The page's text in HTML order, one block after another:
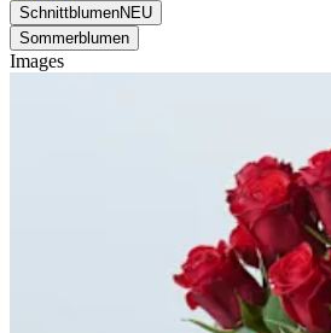
SchnittblumenNEU
Sommerblumen
Images